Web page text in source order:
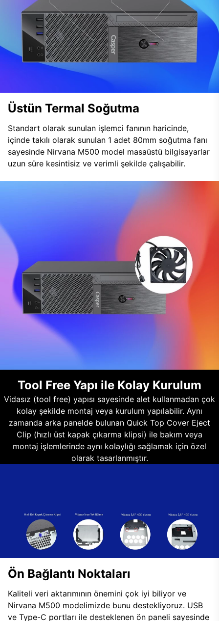
Üstün Termal Soğutma
Standart olarak sunulan işlemci fanının haricinde,
içinde takılı olarak sunulan 1 adet 80mm soğutma fanı
sayesinde Nirvana M500 model masaüstü bilgisayarlar
uzun süre kesintisiz ve verimli şekilde çalışabilir.
Tool Free Yapı ile Kolay Kurulum
Vidasız (tool free) yapısı sayesinde alet kullanmadan çok
kolay şekilde montaj veya kurulum yapılabilir. Aynı
zamanda arka panelde bulunan Quick Top Cover Eject
Clip (hızlı üst kapak çıkarma klipsi) ile bakım veya
montaj işlemlerinde aynı kolaylığı sağlamak için özel
olarak tasarlanmıştır.
Ön Bağlantı Noktaları
Kaliteli veri aktarımının önemini çok iyi biliyor ve
Nirvana M500 modelimizde bunu destekliyoruz. USB
ve Type-C portları ile desteklenen ön paneli sayesinde